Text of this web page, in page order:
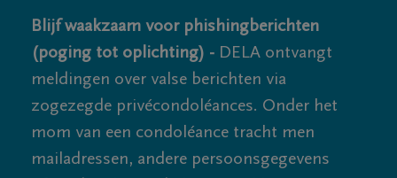
Blijf waakzaam voor phishingberichten
(poging tot oplichting) - DELA ontvangt
meldingen over valse berichten via
zogezegde privécondoléances. Onder het
mom van een condoléance tracht men
mailadressen, andere persoonsgegevens